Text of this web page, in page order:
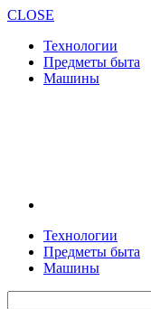
CLOSE
Технологии
Предметы быта
Машины
Технологии
Предметы быта
Машины